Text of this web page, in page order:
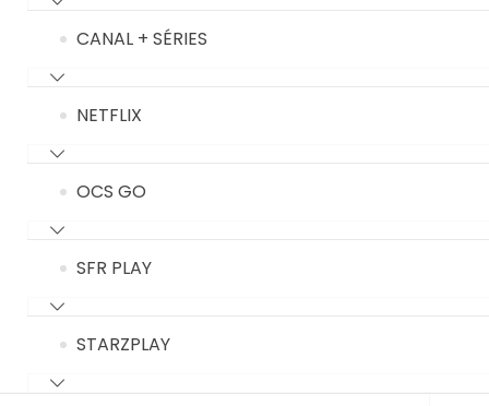
CANAL + SÉRIES
NETFLIX
OCS GO
SFR PLAY
STARZPLAY